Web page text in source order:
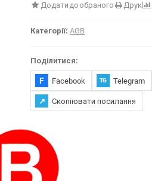
Додати до обраного Друк
Категорії: AGB
Поділитися:
F Facebook TG Telegram
↗ Скопіювати посилання